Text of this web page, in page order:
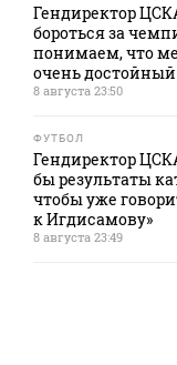
Гендиректор
бороться за
понимаем, что
очень достойный
8 августа 23:50
ФУТБОЛ
Гендиректор
бы результаты
чтобы уже
к Игдисамову»
8 августа 23:49